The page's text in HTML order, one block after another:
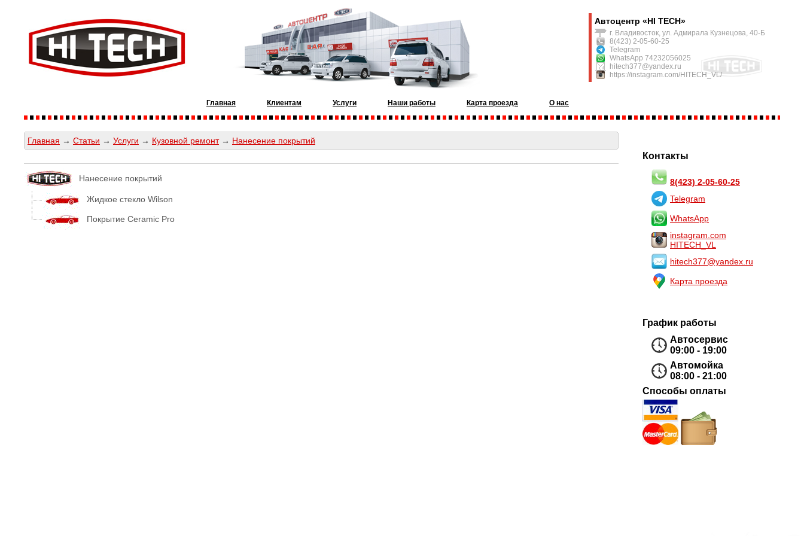
Автоцентр «HI TECH»
г. Владивосток, ул. Адмирала Кузнецова, 40-Б
8(423) 2-05-60-25
Telegram
WhatsApp 74232056025
hitech377@yandex.ru
https://instagram.com/HITECH_VL/
Главная Клиентам Услуги Наши работы Карта проезда О нас
Главная → Статьи → Услуги → Кузовной ремонт→ Нанесение покрытий
Нанесение покрытий
Жидкое стекло Wilson
Покрытие Ceramic Pro
Контакты
8(423) 2-05-60-25
Telegram
WhatsApp
instagram.com
HITECH_VL
hitech377@yandex.ru
Карта проезда
График работы
Автосервис
09:00 - 19:00
Автомойка
08:00 - 21:00
Способы оплаты